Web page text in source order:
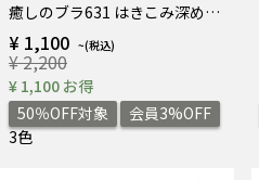
癒しのブラ631 はきこみ深めショーツ
¥ 1,100
¥ 2,200
¥ 1,100 お得
50％OFF対象
会員3%OFF
3色